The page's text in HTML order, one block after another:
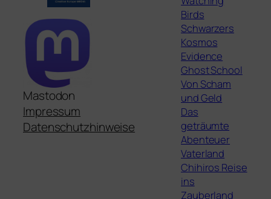
Mastodon
Impressum
Datenschutzhinweise
Birds
Schwarzers
Kosmos
Evidence
Ghost School
Von Scham
und Geld
Das
geträumte
Abenteuer
Vaterland
Chihiros Reise
ins
Zauberland